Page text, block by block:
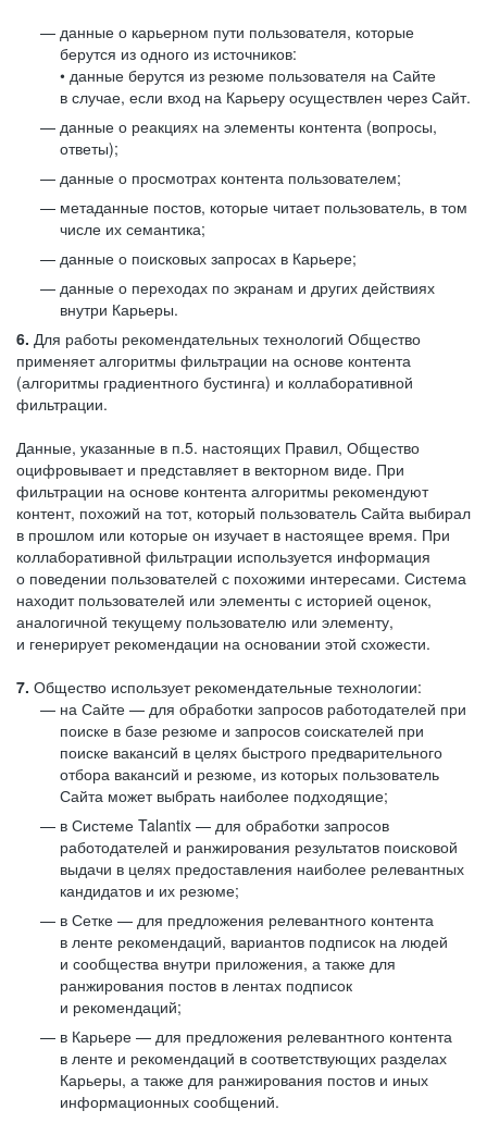
данные о карьерном пути пользователя, которые
берутся из одного из источников:
• данные берутся из резюме пользователя на Сайте
в случае, если вход на Карьеру осуществлен через Сайт.
данные о реакциях на элементы контента (вопросы,
ответы);
данные о просмотрах контента пользователем;
метаданные постов, которые читает пользователь, в том
числе их семантика;
данные о поисковых запросах в Карьере;
данные о переходах по экранам и других действиях
внутри Карьеры.
6. Для работы рекомендательных технологий Общество
применяет алгоритмы фильтрации на основе контента
(алгоритмы градиентного бустинга) и коллаборативной
фильтрации.
Данные, указанные в п.5. настоящих Правил, Общество
оцифровывает и представляет в векторном виде. При
фильтрации на основе контента алгоритмы рекомендуют
контент, похожий на тот, который пользователь Сайта выбирал
в прошлом или которые он изучает в настоящее время. При
коллаборативной фильтрации используется информация
о поведении пользователей с похожими интересами. Система
находит пользователей или элементы с историей оценок,
аналогичной текущему пользователю или элементу,
и генерирует рекомендации на основании этой схожести.
7. Общество использует рекомендательные технологии:
на Сайте — для обработки запросов работодателей при
поиске в базе резюме и запросов соискателей при
поиске вакансий в целях быстрого предварительного
отбора вакансий и резюме, из которых пользователь
Сайта может выбрать наиболее подходящие;
в Системе Talantix — для обработки запросов
работодателей и ранжирования результатов поисковой
выдачи в целях предоставления наиболее релевантных
кандидатов и их резюме;
в Сетке — для предложения релевантного контента
в ленте рекомендаций, вариантов подписок на людей
и сообщества внутри приложения, а также для
ранжирования постов в лентах подписок
и рекомендаций;
в Карьере — для предложения релевантного контента
в ленте и рекомендаций в соответствующих разделах
Карьеры, а также для ранжирования постов и иных
информационных сообщений.